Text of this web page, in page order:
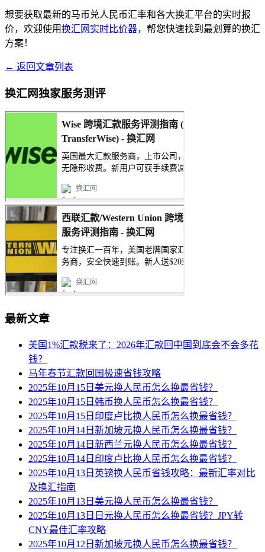
想要获取最新的马币兑人民币汇率和各大换汇平台的实时报
价，欢迎使用换汇网实时比价器，帮您快速找到最划算的换汇
方案！
← 返回文章列表
换汇网独家服务测评
最新文章
美国1%汇款税来了：2026年汇款回中国到底会不会多花
钱？
马年春节汇款回国极速省钱攻略
2025年10月15日美元换人民币怎么换最省钱？
2025年10月15日韩币换人民币怎么换最省钱？
2025年10月15日印度卢比换人民币怎么换最省钱？
2025年10月14日新加坡元换人民币怎么换最省钱？
2025年10月14日新西兰元换人民币怎么换最省钱？
2025年10月14日印度卢比换人民币怎么换最省钱？
2025年10月13日英镑换人民币省钱攻略：最新汇率对比
及换汇指南
2025年10月13日美元换人民币怎么换最省钱？
2025年10月13日日元换人民币怎么换最省钱？JPY转
CNY最佳汇率攻略
2025年10月12日新加坡元换人民币怎么换最省钱？